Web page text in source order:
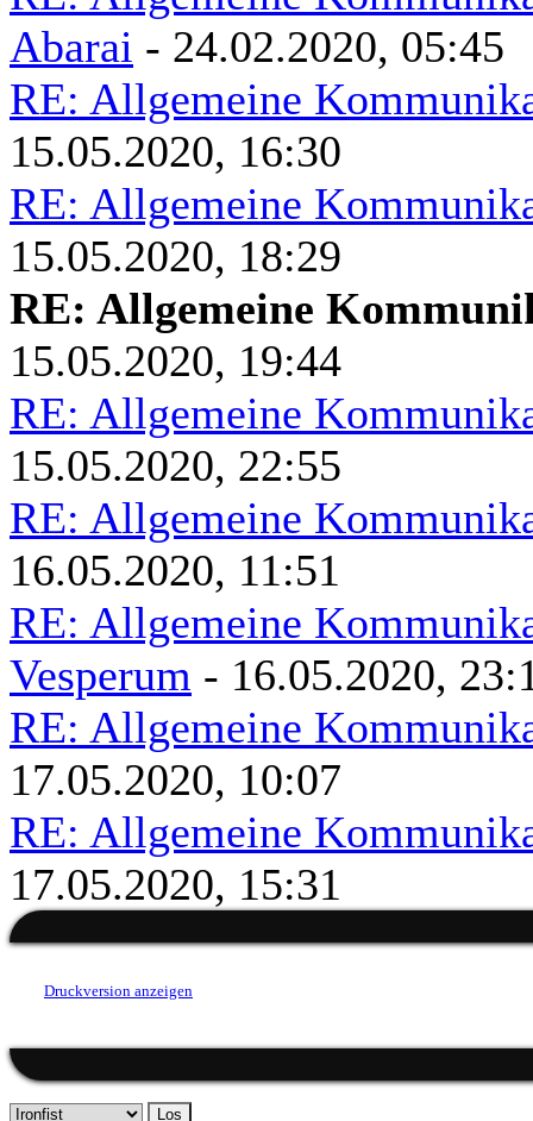
Abarai - 24.02.2020, 05:45
RE: Allgemeine
15.05.2020, 16:30
RE: Allgemeine
15.05.2020, 18:29
RE: Allgemeine
15.05.2020, 19:44
RE: Allgemeine
15.05.2020, 22:55
RE: Allgemeine
16.05.2020, 11:51
RE: Allgemeine
Vesperum - 16.05.2020,
RE: Allgemeine
17.05.2020, 10:07
RE: Allgemeine
17.05.2020, 15:31
Druckversion anzeigen